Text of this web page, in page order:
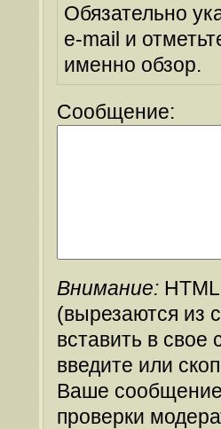
Обязательно
e-mail и
именно обзор.
Сообщение:
Внимание:
(вырезаются из
вставить в
введите или
Ваше
проверки